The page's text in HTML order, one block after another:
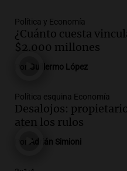
Panorama Federal
Episodios
Audio.
pesos en salarios
generan fuertes
Episodios
Audio.Docentes
sus salarios y
Política y Economía
¿Cuánto cuesta
$2.000 millones
Guillermo López
Política esquina Economía
Desalojos:
aten los rulos
Adrián Simioni